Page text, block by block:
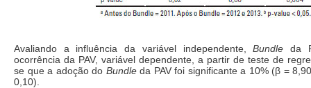
Avaliando a influência da variável independente,Bundle da
ocorrência da PAV, variável dependente, a partir de teste de
se que a adoção do Bundleda PAV foi significante a 10% (β =
0,10).